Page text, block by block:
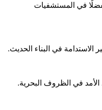
خيارًا مفضلًا في المستشفيات